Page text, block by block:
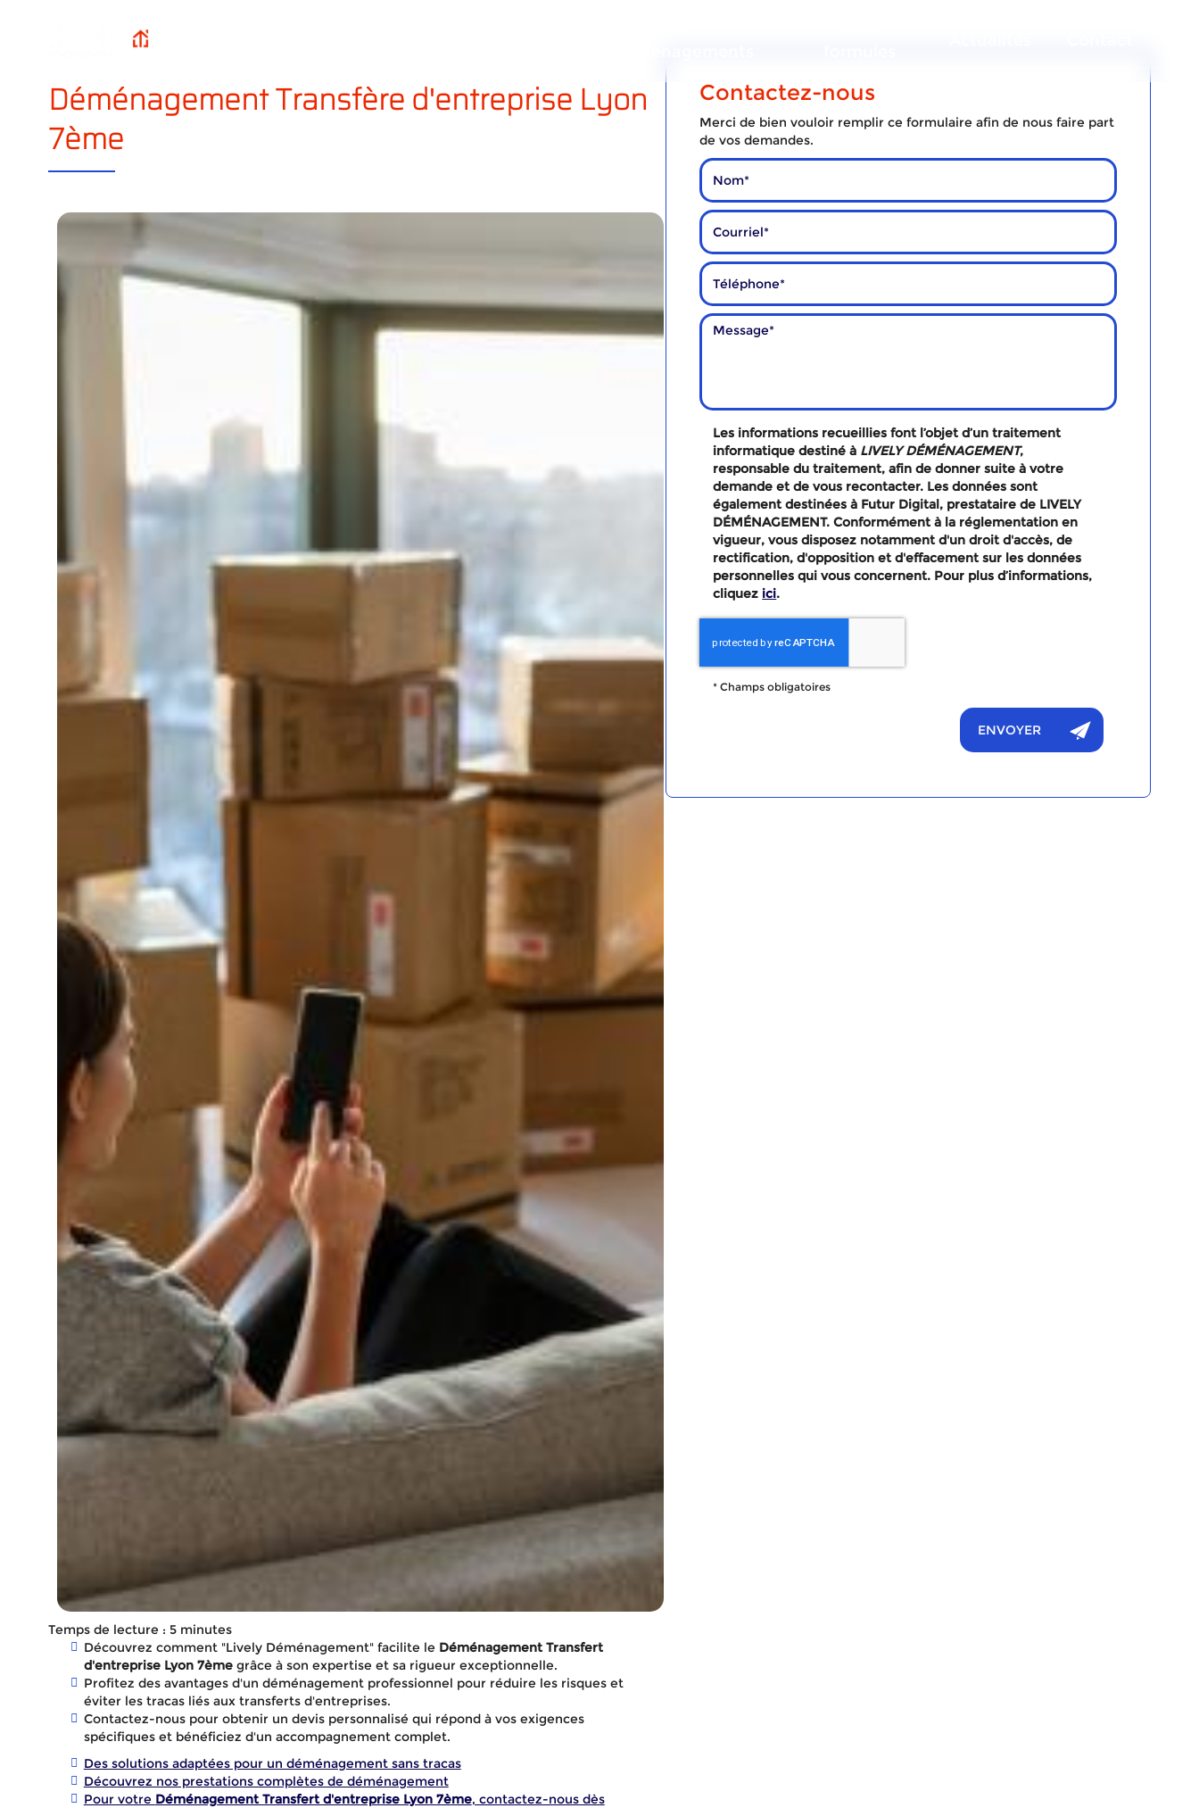
Déménagement Transfère d'entreprise Lyon
7ème
Temps de lecture : 5 minutes
Découvrez comment "Lively Déménagement" facilite le Déménagement Transfert
d'entreprise Lyon 7èmegrâce à son expertise et sa rigueur exceptionnelle.
Profitez des avantages d'un déménagement professionnel pour réduire les risques et
éviter les tracas liés aux transferts d'entreprises.
Contactez-nous pour obtenir un devis personnalisé qui répond à vos exigences
spécifiques et bénéficiez d'un accompagnement complet.
Des solutions adaptées pour un déménagement sans tracas
Découvrez nos prestations complètes de déménagement
Pour votre Déménagement Transfert d'entreprise Lyon 7ème, contactez-nous dès
Contactez-nous
Merci de bien vouloir remplir ce formulaire afin de nous faire part
de vos demandes.
Les informations recueillies font l’objet d’un traitement
informatique destiné à LIVELY DÉMÉNAGEMENT,
responsable du traitement, afin de donner suite à votre
demande et de vous recontacter. Les données sont
également destinées à Futur Digital, prestataire de LIVELY
DÉMÉNAGEMENT. Conformément à la réglementation en
vigueur, vous disposez notamment d'un droit d'accès, de
rectification, d'opposition et d'effacement sur les données
personnelles qui vous concernent. Pour plus d’informations,
cliquez ici.
*Champs obligatoires